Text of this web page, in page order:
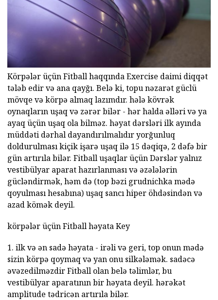
Körpələr üçün Fitball haqqında Exercise daimi diqqət
tələb edir və ana qayğı. Belə ki, topu nəzarət güclü
mövqe və körpə almaq lazımdır. hələ kövrək
oynaqların uşaq və zərər bilər - hər halda əlləri və ya
ayaq üçün uşaq ola bilməz. həyat dərsləri ilk ayında
müddəti dərhal dayandırılmalıdır yorğunluq
doldurulması kiçik işarə uşaq ilə 15 dəqiqə, 2 dəfə bir
gün artırıla bilər. Fitball uşaqlar üçün Dərslər yalnız
vestibülyar aparat hazırlanması və əzələlərin
gücləndirmək, həm də (top bəzi grudnichka mədə
qoyulması hesabına) uşaq sancı hiper öhdəsindən və
azad kömək deyil.
körpələr üçün Fitball həyata Key
1. ilk və ən sadə həyata - irəli və geri, top onun mədə
sizin körpə qoymaq və yan onu silkələmək. sadəcə
əvəzedilməzdir Fitball olan belə təlimlər, bu
vestibülyar aparatının bir həyata deyil. hərəkət
amplitude tədricən artırıla bilər.